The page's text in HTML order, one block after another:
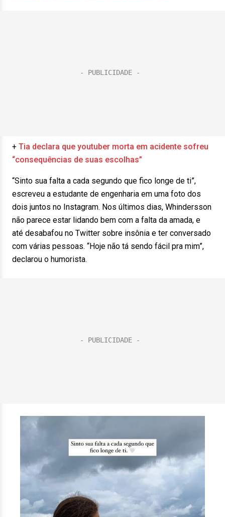
+ Tia declara que youtuber morta em acidente sofreu
“consequências de suas escolhas”
“Sinto sua falta a cada segundo que fico longe de ti”,
escreveu a estudante de engenharia em uma foto dos
dois juntos no Instagram. Nos últimos dias, Whindersson
não parece estar lidando bem com a falta da amada, e
até desabafou no Twitter sobre insônia e ter conversado
com várias pessoas. “Hoje não tá sendo fácil pra mim”,
declarou o humorista.